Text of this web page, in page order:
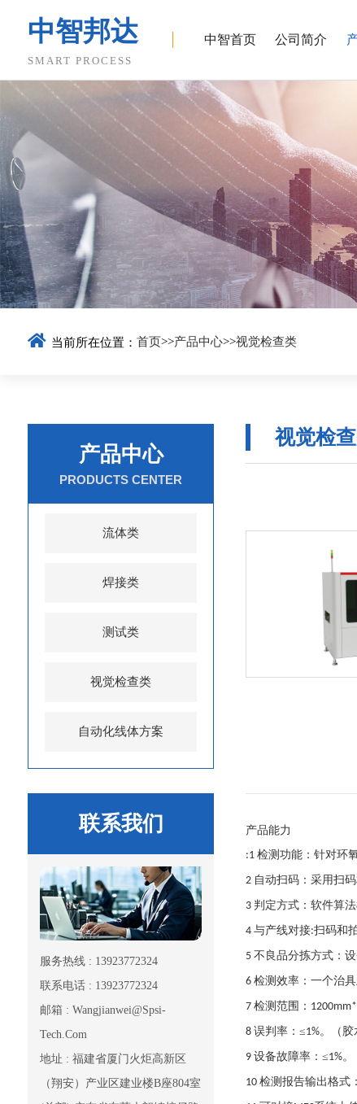
中智邦达
SMART PROCESS
中智首页 公司简介
SMT&PCB组装
底部填充(underfill)
元器件/引脚包封
Corner Bonding
芯片散热
锡膏
PCB表面处理
模组
VCM
CCM
震动马达
硅麦克MEMS
扬声器
侧按键点胶
中框点
Type-C
当前所在位置： 首页>>产品中心>>视觉检查类
产品中心
PRODUCTS CENTER
流体类
焊接类
测试类
视觉检查类
自动化线体方案
联系我们
服务热线 : 13923772324
联系电话 : 13923772324
邮箱 : Wangjianwei@Spsi-
Tech.Com
地址 : 福建省厦门火炬高新区
（翔安）产业区建业楼B座804室
视觉检
产品能力
:1 检测功能：针对环
2 自动扫码：采用扫码
3 判定方式：软件算
4 与产线对接:扫码和
5 不良品分拣方式：
6 检测效率：一个治
7 检测范围：
8 误判率：≤1%。（胶
9 设备故障率：≤1%。
10 检测报告输出格式